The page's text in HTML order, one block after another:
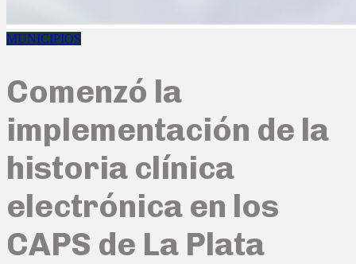
MUNICIPIOS
Comenzó la
implementación de la
historia clínica
electrónica en los
CAPS de La Plata